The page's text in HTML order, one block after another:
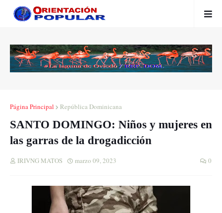
Página Principal República Dominicana
SANTO DOMINGO: Niños y mujeres en
las garras de la drogadicción
IRIVNG MATOS marzo 09, 2023 0